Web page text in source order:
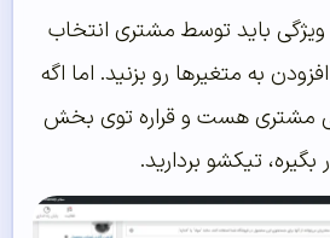
باید توسط مشتری انتخاب
به متغیرها رو بزنید. اما اگه
مشتری هست و قراره توی بخش
تیکشو بردارید.